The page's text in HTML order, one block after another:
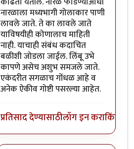
नारळाला मध्यभागी गोलाकार पाणी
लावले जाते. ते का लावले जाते
याविषयीही कोणालाच माहिती
नाही. याचाही संबंध कदाचित
बळीशी जोडला जाईल. लिंबू उभे
कापणे असेच अशुभ समजले जाते.
एकंदरीत सगळाच गोंधळ आहे व
अनेक ऐकीव गोष्टी पसरल्या आहेत.
प्रतिसाद देण्यासाठीलॉग इन कराकिंवा